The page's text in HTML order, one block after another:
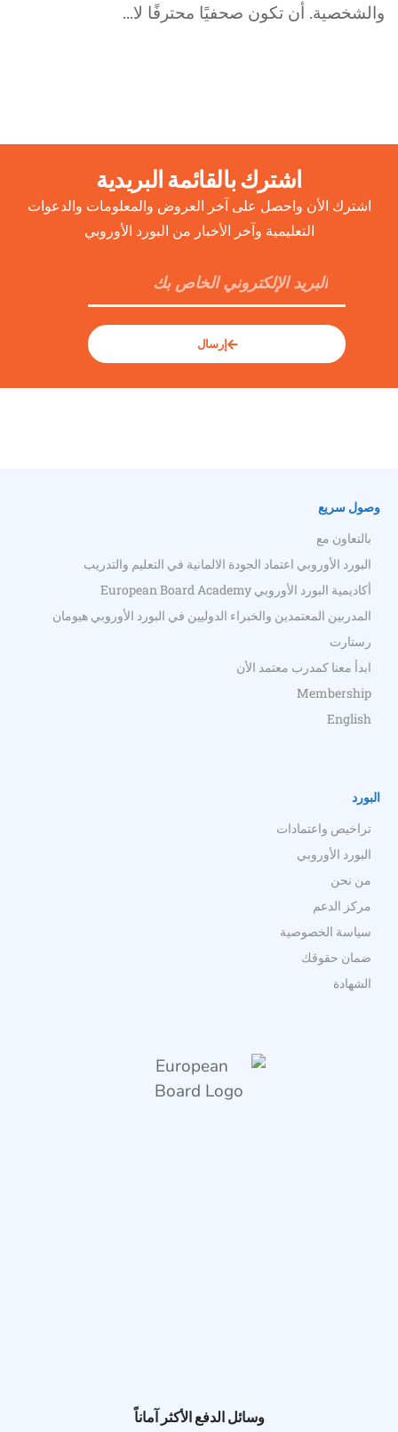
والشخصية. أن تكون صحفيًا محترفًا لا...
اشترك بالقائمة البريدية
اشترك الأن واحصل على آخر العروض والمعلومات والدعوات
التعليمية وآخر الأخبار من البورد الأوروبي
إرسال
وصول سريع
بالتعاون مع
البورد الأوروبي اعتماد الجودة الالمانية في التعليم والتدريب
أكاديمية البورد الأوروبي European Board Academy
المدربين المعتمدين والخبراء الدوليين في البورد الأوروبي هيومان
رستارت
ابدأ معنا كمدرب معتمد الأن
Membership
English
البورد
تراخيص واعتمادات
البورد الأوروبي
من نحن
مركز الدعم
سياسة الخصوصية
ضمان حقوقك
الشهادة
وسائل الدفع الأكثر آماناً